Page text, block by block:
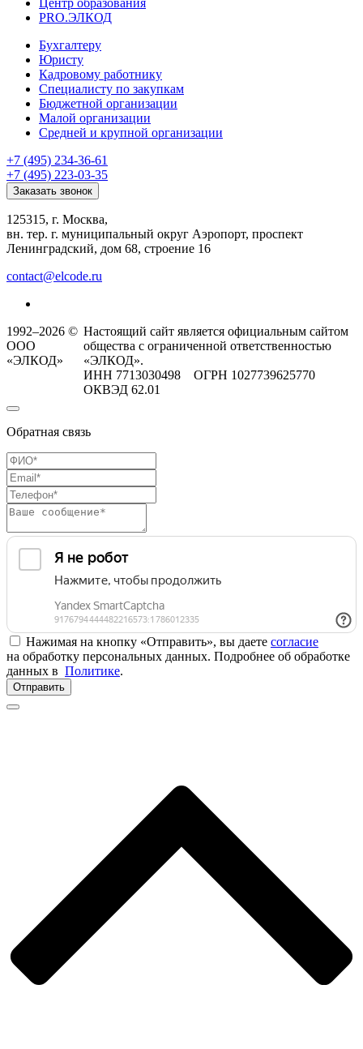
PRO.ЭЛКОД
Бухгалтеру
Юристу
Кадровому работнику
Специалисту по закупкам
Бюджетной организации
Малой организации
Средней и крупной организации
+7 (495) 234-36-61
+7 (495) 223-03-35
Заказать звонок
125315, г. Москва,
вн. тер. г. муниципальный округ Аэропорт, проспект
Ленинградский, дом 68, строение 16
contact@elcode.ru
1992–2026 ©
ООО
«ЭЛКОД»
Настоящий сайт является официальным сайтом
общества с ограниченной ответственностью
«ЭЛКОД».
ИНН 7713030498 ОГРН 1027739625770
ОКВЭД 62.01
Обратная связь
Нажимая на кнопку «Отправить», вы даете согласие
на обработку персональных данных. Подробнее об обработке
данных в Политике.
Отправить